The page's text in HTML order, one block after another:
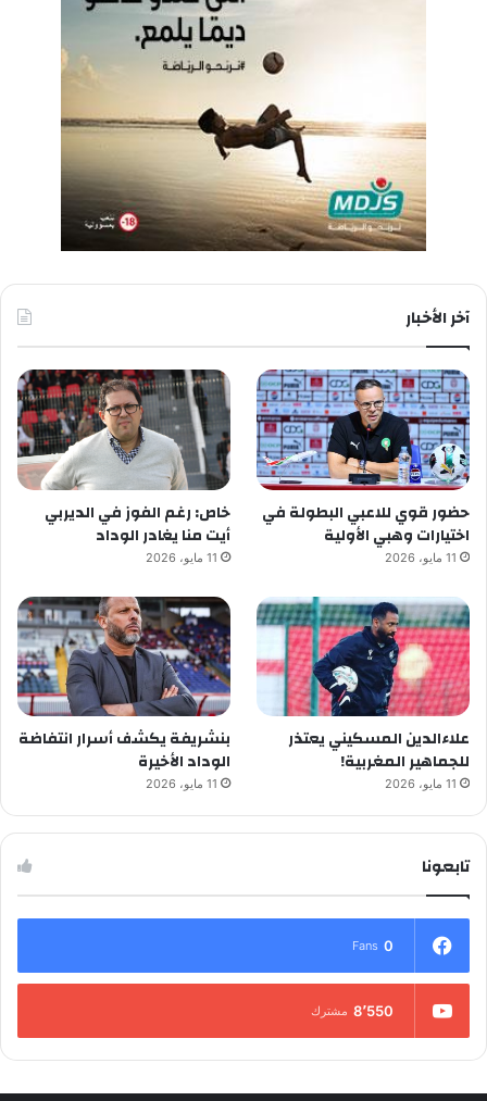
آخر الأخبار
حضور قوي للاعبي البطولة في
اختيارات وهبي الأولية
11 مايو، 2026
خاص: رغم الفوز في الديربي
أيت منا يغادر الوداد
11 مايو، 2026
علاءالدين المسكيني يعتذر
للجماهير المغربية!
11 مايو، 2026
بنشريفة يكشف أسرار انتفاضة
الوداد الأخيرة
11 مايو، 2026
تابعونا
0
Fans
8٬550 مشترك